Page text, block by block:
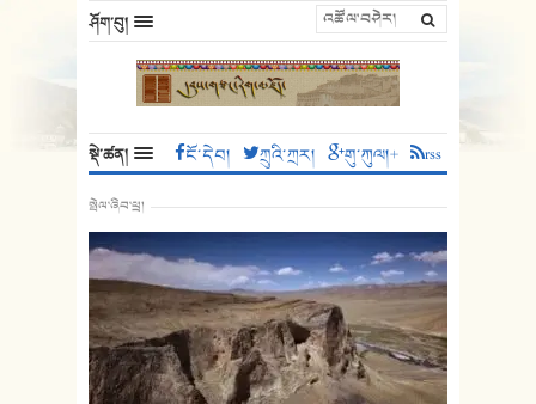
ཤོག་བུ།
སྡེ་ཚན། ངོ་དེབ། ཀྲུའི་ཀྲར། གུ་ཀུལ།+ rss
སྤེལ་ཞིབ་ཕྲ།